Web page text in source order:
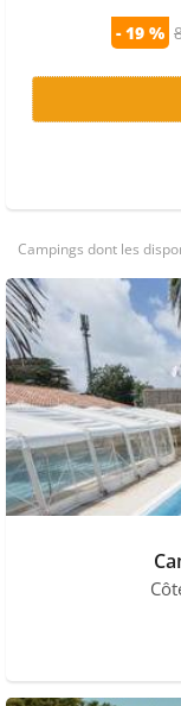
- 19 %
Campings dont les